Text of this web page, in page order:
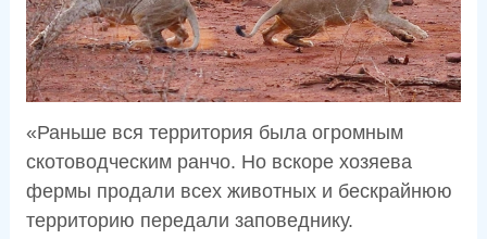
«Раньше вся территория была огромным
скотоводческим ранчо. Но вскоре хозяева
фермы продали всех животных и бескрайнюю
территорию передали заповеднику.